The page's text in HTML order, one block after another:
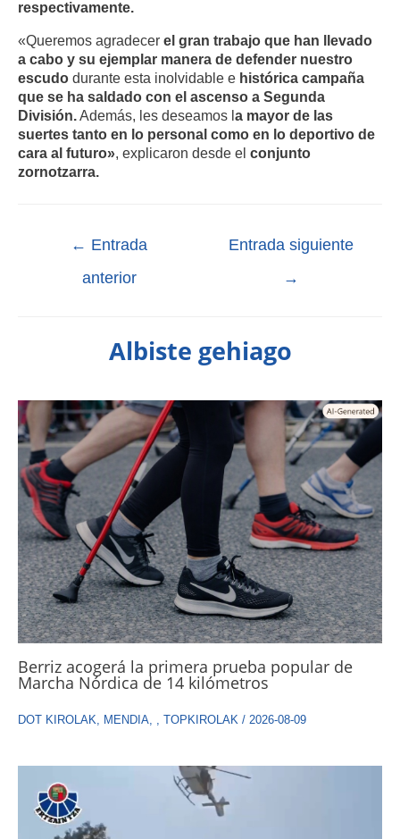
respectivamente.
«Queremos agradecer el gran trabajo que han llevado
a cabo y su ejemplar manera de defender nuestro
escudo durante esta inolvidable e histórica campaña
que se ha saldado con el ascenso a Segunda
División.Además, les deseamos l a mayor de las
suertes tanto en lo personal como en lo deportivo de
cara al futuro», explicaron desde el conjunto
zornotzarra.
← Entrada
anterior
Entrada siguiente
→
Albiste gehiago
Berriz acogerá la primera prueba popular de
Marcha Nórdica de 14 kilómetros
DOT KIROLAK, MENDIA, , TOPKIROLAK / 2026-08-09